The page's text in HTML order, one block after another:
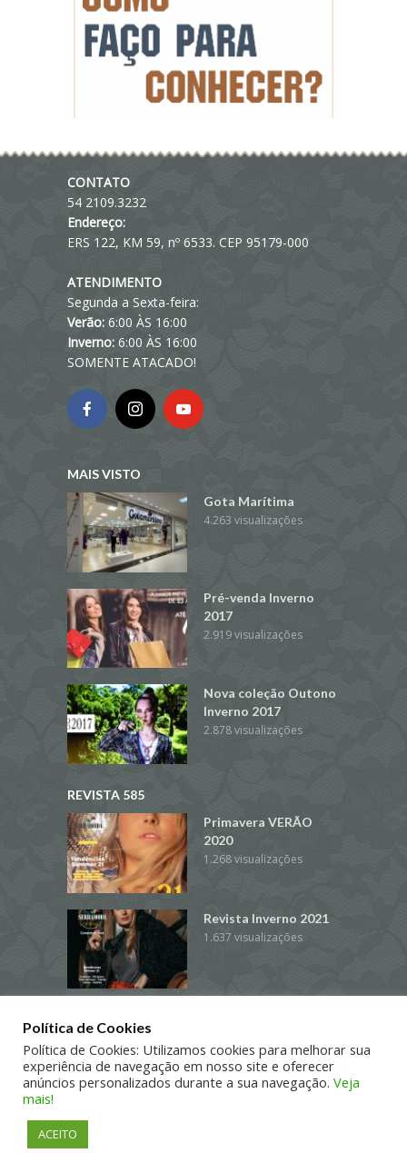
CONTATO
54 2109.3232
Endereço:
ERS 122, KM 59, nº 6533. CEP 95179-000
ATENDIMENTO
Segunda a Sexta-feira:
Verão: 6:00 ÀS 16:00
Inverno: 6:00 ÀS 16:00
SOMENTE ATACADO!
MAIS VISTO
Gota Marítima
4.263 visualizações
Pré-venda Inverno
2017
2.919 visualizações
Nova coleção Outono
Inverno 2017
2.878 visualizações
REVISTA 585
Primavera VERÃO
2020
1.268 visualizações
Revista Inverno 2021
1.637 visualizações
3.910 visualizações
COPYRIGHT © 2016. TODOS OS DIREITOS RESERVADOS
Política de Cookies
Política de Cookies: Utilizamos cookies para melhorar sua
experiência de navegação em nosso site e oferecer
anúncios personalizados durante a sua navegação. Veja
mais!
ACEITO